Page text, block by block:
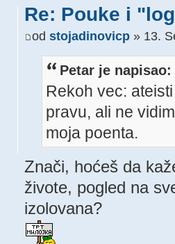
Re: Pouke i
od stojadinovicp» 13.
Petar je napisao:
Rekoh vec:
pravu, ali ne
moja poenta.
Znači, hoćeš da
živote, pogled na
izolovana?